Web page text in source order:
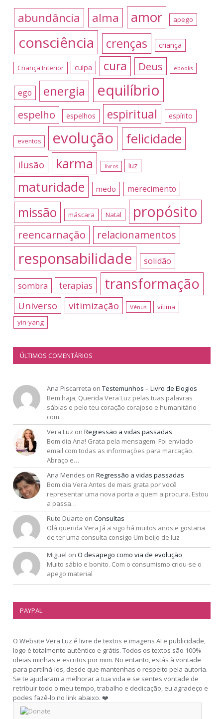
abundância alma amor apego
consciência crenças criança
Criança Interior culpa cura Deus ebooks
ego energia equilíbrio
espelho espelhos espiritual espírito
eventos evolução felicidade
ilusão karma livros luz
maturidade medo merecimento
missão máscara Natal propósito
reencarnação relacionamentos
responsabilidade solidão
sombra terapias transformação
Universo vitimização Vénus
vítima
yin-yang
ÚLTIMOS COMENTÁRIOS
Ana Piscarreta on Testemunhos – Livro de Elogios
Bem haja, Querida Vera Luz pelas tuas palavras
sábias e pelo teu coração corajoso e humanitário
com…
Vera Luz on Regressão a vidas passadas
Bom dia Ana! Grata pela mensagem. Foi enviado
email com todas as informações para marcação.
Abraço e…
Ana Mendes on Regressão a vidas passadas
Bom dia Vera Antes de mais grata por você
representar uma nova porta a quem a procura. Estou
a passa…
Rute Duarte on Consultas
Olá querida Vera Já a sigo há muitos anos e gostaria
de ter uma consulta consigo Um beijo de luz
Miguel on O desapego como via de evolução
Muito sábio e bonito. Com o consumismo criou-se o
apego material
PAYPAL
O Website Vera Luz é livre de textos e imagens AI e publicidade,
logo é totalmente autêntico e grátis. Todos os textos são 100%
ideias minhas e escritos por mim. No entanto, estás à vontade
para partilhá-los, desde que mantenhas o respeito pela autoria.
Se te ajudaram a melhorar a tua vida e se sentes vontade de
retribuir todo o meu tempo, trabalho e dedicação, eu agradeço e
podes fazê-lo no link abaixo. ❤️